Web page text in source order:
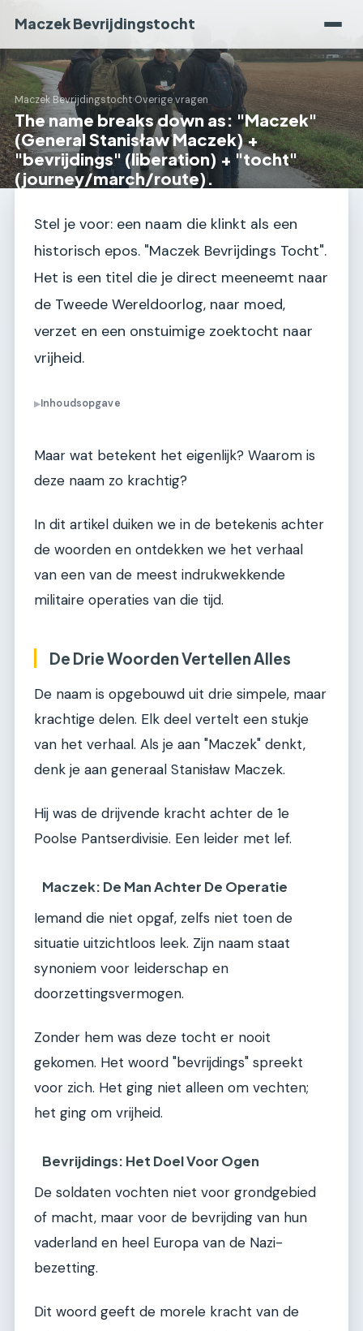
Maczek Bevrijdingstocht
Maczek Bevrijdingstocht›Overige vragen
The name breaks down as: "Maczek"
(General Stanisław Maczek) +
"bevrijdings" (liberation) + "tocht"
(journey/march/route).
Stel je voor: een naam die klinkt als een
historisch epos. "Maczek Bevrijdings Tocht".
Het is een titel die je direct meeneemt naar
de Tweede Wereldoorlog, naar moed,
verzet en een onstuimige zoektocht naar
vrijheid.
▶Inhoudsopgave
Maar wat betekent het eigenlijk? Waarom is
deze naam zo krachtig?
In dit artikel duiken we in de betekenis achter
de woorden en ontdekken we het verhaal
van een van de meest indrukwekkende
militaire operaties van die tijd.
De Drie Woorden Vertellen Alles
De naam is opgebouwd uit drie simpele, maar
krachtige delen. Elk deel vertelt een stukje
van het verhaal. Als je aan "Maczek" denkt,
denk je aan generaal Stanisław Maczek.
Hij was de drijvende kracht achter de 1e
Poolse Pantserdivisie. Een leider met lef.
Maczek: De Man Achter De Operatie
Iemand die niet opgaf, zelfs niet toen de
situatie uitzichtloos leek. Zijn naam staat
synoniem voor leiderschap en
doorzettingsvermogen.
Zonder hem was deze tocht er nooit
gekomen. Het woord "bevrijdings" spreekt
voor zich. Het ging niet alleen om vechten;
het ging om vrijheid.
Bevrijdings: Het Doel Voor Ogen
De soldaten vochten niet voor grondgebied
of macht, maar voor de bevrijding van hun
vaderland en heel Europa van de Nazi-
bezetting.
Dit woord geeft de morele kracht van de